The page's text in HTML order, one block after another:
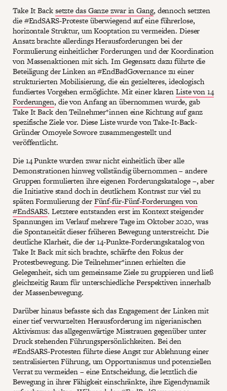
Take It Backsetzte das Ganze zwar in Gang, dennoch setzten
die #EndSARS-Proteste überwiegend auf eine führerlose,
horizontale Struktur, um Kooptation zu vermeiden. Dieser
Ansatz brachte allerdings Herausforderungen bei der
Formulierung einheitlicher Forderungen und der Koordination
von Massenaktionen mit sich. Im Gegensatz dazu führte die
Beteiligung der Linken an #EndBadGovernance zu einer
strukturierten Mobilisierung, die ein gezielteres, ideologisch
fundiertes Vorgehen ermöglichte. Mit einer klarenListe von 14
Forderungen, die von Anfang an übernommen wurde, gab
Take It Back den Teilnehmer*innen eine Richtung auf ganz
spezifische Ziele vor. Diese Liste wurde von Take-It-Back-
Gründer Omoyele Sowore zusammengestellt und
veröffentlicht.
Die 14 Punkte wurden zwar nicht einheitlich über alle
Demonstrationen hinweg vollständig übernommen – andere
Gruppen formulierten ihre eigenen Forderungskataloge –, aber
die Initiative stand doch in deutlichem Kontrast zur viel zu
späten Formulierung derFünf-für-Fünf-Forderungen von
#EndSARS. Letztere entstanden erst im Kontext steigender
Spannungen im Verlauf mehrere Tage im Oktober 2020, was
die Spontaneität dieser früheren Bewegung unterstreicht. Die
deutliche Klarheit, die der 14-Punkte-Forderungskatalog von
Take It Back mit sich brachte, schärfte den Fokus der
Protestbewegung. Die Teilnehmer*innen erhielten die
Gelegenheit, sich um gemeinsame Ziele zu gruppieren und ließ
gleichzeitig Raum für unterschiedliche Perspektiven innerhalb
der Massenbewegung.
Darüber hinaus befasste sich das Engagement der Linken mit
einer tief verwurzelten Herausforderung im nigerianischen
Aktivismus: das allgegenwärtige Misstrauen gegenüber unter
Druck stehenden Führungspersönlichkeiten. Bei den
#EndSARS-Protesten führte diese Angst zur Ablehnung einer
zentralisierten Führung, um Opportunismus und potenziellen
Verrat zu vermeiden – eine Entscheidung, die letztlich die
Bewegung in ihrer Fähigkeit einschränkte, ihre Eigendynamik